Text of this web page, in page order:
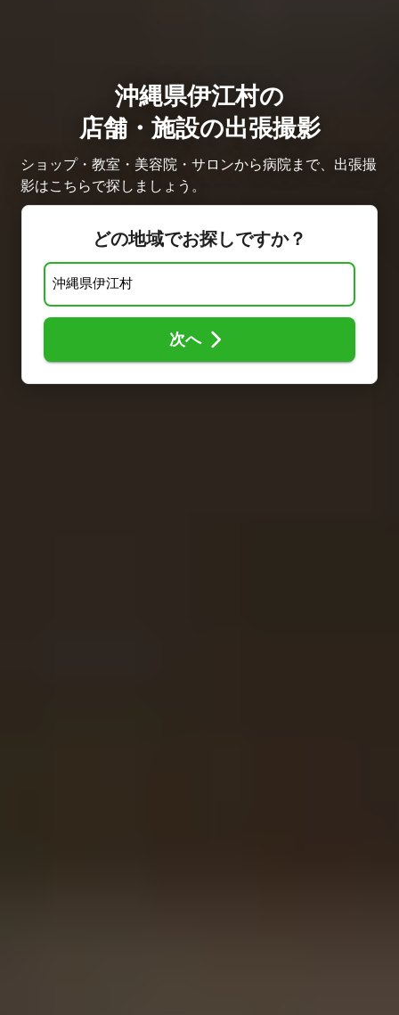
沖縄県伊江村の
店舗・施設の出張撮影
ショップ・教室・美容院・サロンから病院まで、出張撮
影はこちらで探しましょう。
どの地域でお探しですか？
次へ